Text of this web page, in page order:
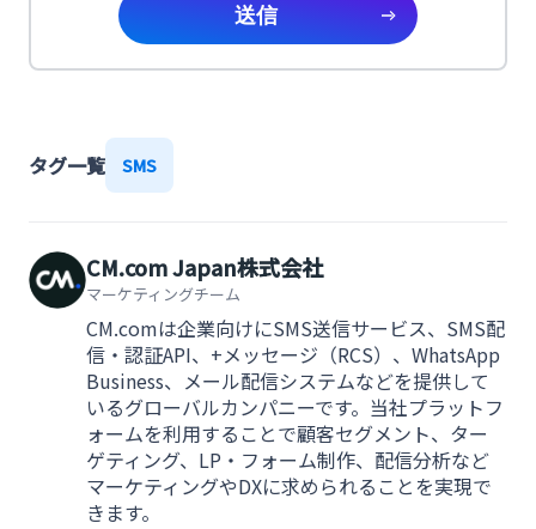
送信
タグ一覧 SMS
CM.com Japan株式会社
マーケティングチーム
CM.comは企業向けにSMS送信サービス、SMS配
信・認証API、+メッセージ（RCS）、WhatsApp
Business、メール配信システムなどを提供して
いるグローバルカンパニーです。当社プラットフ
ォームを利用することで顧客セグメント、ター
ゲティング、LP・フォーム制作、配信分析など
マーケティングやDXに求められることを実現で
きます。